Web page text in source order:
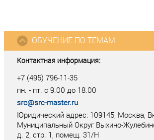
Контактная информация:
+7 (495) 796-11-35
пн. - пт. с 9.00 до 18.00
src@src-master.ru
Юридический адрес: 109145, Москва,
Муниципальный Округ Выхино-
д. 2, стр. 1, помещ. 31/Н
ОБУЧЕНИЕ ПО ТЕМАМ